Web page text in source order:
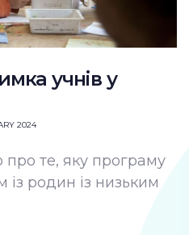
учнів у
2024
про те, яку програму
родин із низьким